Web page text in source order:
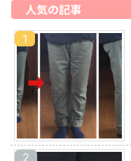
人気の記事